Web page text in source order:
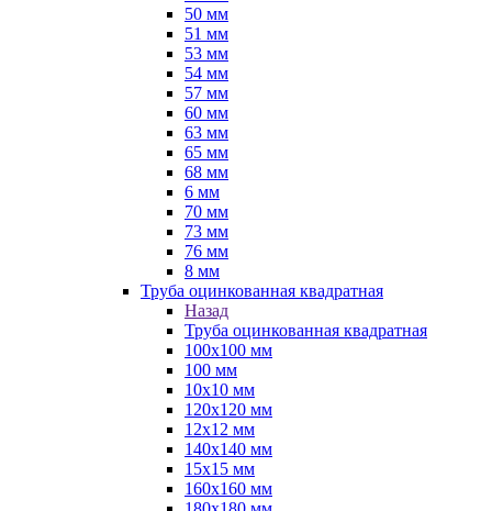
50 мм
51 мм
53 мм
54 мм
57 мм
60 мм
63 мм
65 мм
68 мм
6 мм
70 мм
73 мм
76 мм
8 мм
Труба оцинкованная квадратная
Назад
Труба оцинкованная квадратная
100х100 мм
100 мм
10х10 мм
120х120 мм
12х12 мм
140х140 мм
15х15 мм
160х160 мм